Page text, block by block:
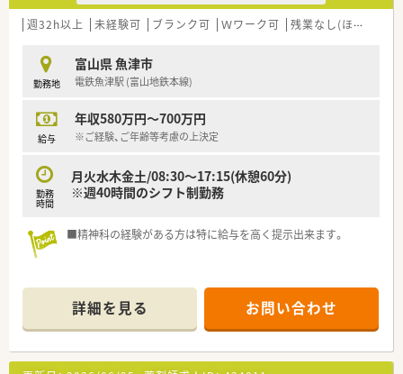
週32h以上 未経験可 ブランク可 Ｗワーク可 残業なし(ほぼなし含む)
勤務地
富山県 魚津市
電鉄魚津駅 (富山地鉄本線)
給与
年収580万円～700万円
※ご経験、ご年齢等考慮の上決定
勤務
時間
月火水木金土/08:30～17:15(休憩60分)
※週40時間のシフト制勤務
■精神科の経験がある方は特に給与を高く提示出来ます。
詳細を見る お問い合わせ